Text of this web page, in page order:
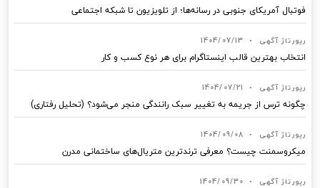
فوتبال آمریکای جنوبی در رسانه‌ها؛ از تلویزیون تا شبکه اجتماعی
رپورتاژ آگهی •
1404/07/13
انتخاب بهترین قالب‌ اینستاگرام برای هر نوع کسب‌ و کار
رپورتاژ آگهی •
1404/07/21
چگونه ترس از جریمه به تغییر سبک رانندگی منجر می‌شود؟ (تحلیل رفتاری)
رپورتاژ آگهی •
1404/09/08
میکروسمنت چیست؟ معرفی ترندترین متریال‌های ساختمانی مدرن
رپورتاژ آگهی •
1404/09/30